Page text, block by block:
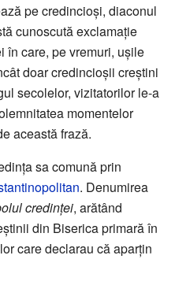
pe credincioși, diaconul
cunoscută exclamație
în care, pe vremuri, ușile
doar credincioșii creștini
secolelor, vizitatorilor le-a
momentelor
această frază.
sa comună prin
. Denumirea
credinței, arătând
din Biserica primară în
care declarau că aparțin